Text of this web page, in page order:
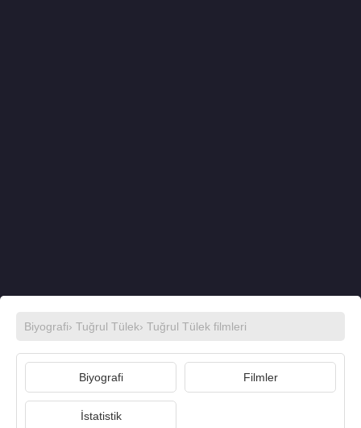
Biyografi› Tuğrul Tülek› Tuğrul Tülek filmleri
Biyografi Filmler
İstatistik